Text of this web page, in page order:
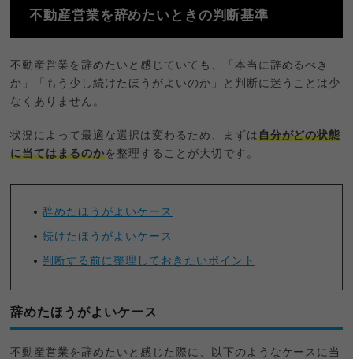
不動産営業を辞めたいときの判断基準
不動産営業を辞めたいと感じていても、「本当に辞めるべき
か」「もう少し続けたほうがよいのか」と判断に迷うことは少
なくありません。
状況によって最適な選択は変わるため、まずは自分がどの状態
に当てはまるのかを整理することが大切です。
辞めたほうがよいケース
続けたほうがよいケース
判断する前に整理しておきたいポイント
辞めたほうがよいケース
不動産営業を辞めたいと感じた際に、以下のようなケースに当